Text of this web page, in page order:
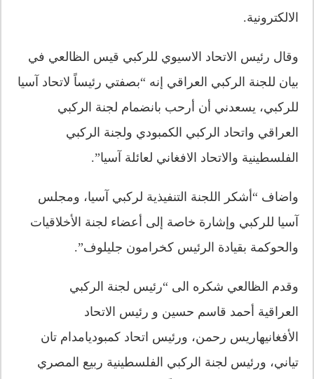
الالكترونية.
وقال رئيس الاتحاد الاسيوي للركبي قيس الظالعي في
بيان للجنة الركبي العراقي إنه “بصفتي رئيساً لاتحاد آسيا
للركبي، يسعدني أن أرحب بانضمام لجنة الركبي
العراقي واتحاد الركبي الكمبودي ولجنة الركبي
الفلسطينية والاتحاد الافغاني لعائلة آسيا”.
واضاف “أشكر اللجنة التنفيذية لركبي آسيا، ومجلس
آسيا للركبي وإشارة خاصة إلى أعضاء لجنة الأخلاقيات
والحوكمة بقيادة الرئيس كخرامون جليلوف”.
وقدم الظالعي شكره الى “رئيس لجنة الركبي
العراقية أحمد قاسم حسين و رئيس الاتحاد
الأفغانيهاريس رحمن، ورئيس اتحاد كمبوديامدام تان
تياني، ورئيس لجنة الركبي الفلسطينية ربيع المصري